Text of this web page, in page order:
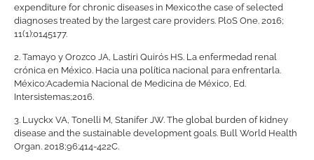
expenditure for chronic diseases in Mexico:the case of selected
diagnoses treated by the largest care providers. PloS One. 2016;
11(1):0145177.
2. Tamayo y Orozco JA, Lastiri Quirós HS. La enfermedad renal
crónica en México. Hacia una política nacional para enfrentarla.
México:Academia Nacional de Medicina de México, Ed.
Intersistemas;2016.
3. Luyckx VA, Tonelli M, Stanifer JW. The global burden of kidney
disease and the sustainable development goals. Bull World Health
Organ. 2018;96:414-422C.